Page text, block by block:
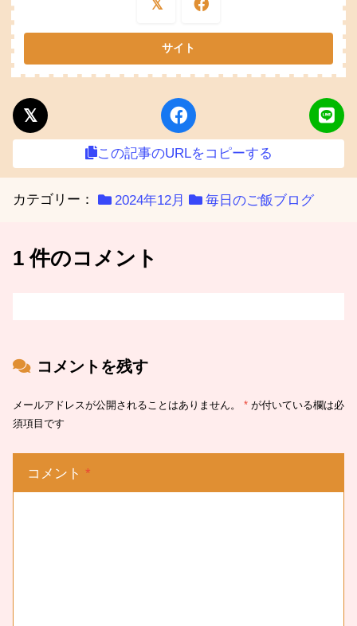
この記事のURLをコピーする
カテゴリー： 2024年12月 毎日のご飯ブログ
1 件のコメント
コメントを残す
メールアドレスが公開されることはありません。 * が付いている欄は必
須項目です
コメント *